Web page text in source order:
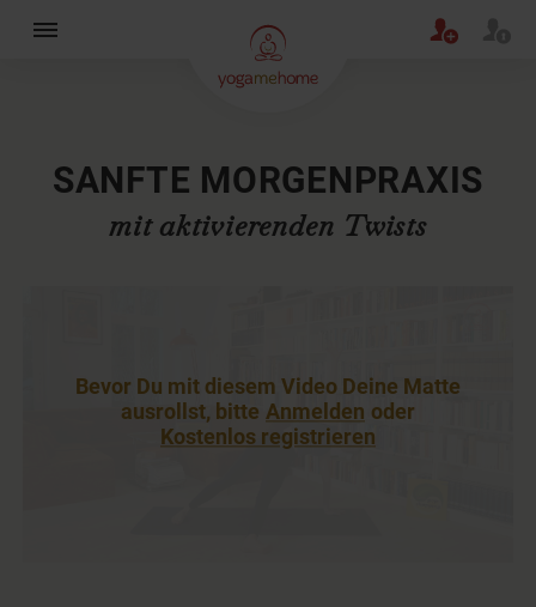
SANFTE MORGENPRAXIS
mit aktivierenden Twists
Bevor Du mit diesem Video Deine Matte
ausrollst, bitte Anmelden oder
Kostenlos registrieren